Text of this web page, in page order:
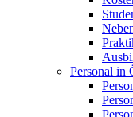
Personal in